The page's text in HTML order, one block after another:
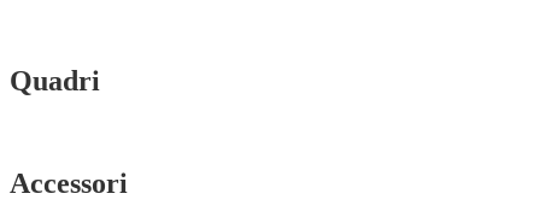
Quadri
Accessori